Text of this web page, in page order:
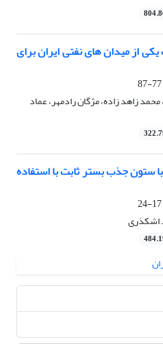
از میدان های نفتی ایران برای
77-87
زاهد زاده، مژگان رادمهر، عماد
ستون جذب بستر ثابت با استفاده
17-24
اشکذری